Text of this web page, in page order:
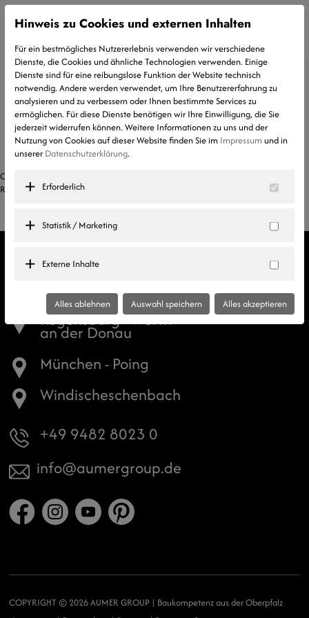
Ihre Meinung ist uns wichtig!
Oops, an error occurred! Request: 4bbdd6f273737Oops, an error occurred!
Request: 4bbdd6f273737
Aumer Group
Regensburg - Wörth
an der Donau
München - Poing
Windischeschenbach
+49 9482 8023 0
info
aumergroup.de
COPYRIGHT © 2026 AUMER GROUP | Baukompetenz aus der Oberpfalz
Hinweis zu Cookies und externen Inhalten
Für ein bestmögliches Nutzererlebnis verwenden wir verschiedene
Dienste, die Cookies und ähnliche Technologien verwenden. Einige
Dienste sind für eine reibungslose Funktion der Website technisch
notwendig. Andere werden verwendet, um Ihre Benutzererfahrung zu
analysieren und zu verbessern oder Ihnen bestimmte Services zu
ermöglichen. Für diese Dienste benötigen wir Ihre Einwilligung, die Sie
jederzeit widerrufen können. Weitere Informationen zu uns und der
Nutzung von Cookies auf dieser Website finden Sie im Impressum und in
unserer Datenschutzerklärung.
Erforderlich
Statistik / Marketing
Externe Inhalte
Alles ablehnen Auswahl speichern Alles akzeptieren